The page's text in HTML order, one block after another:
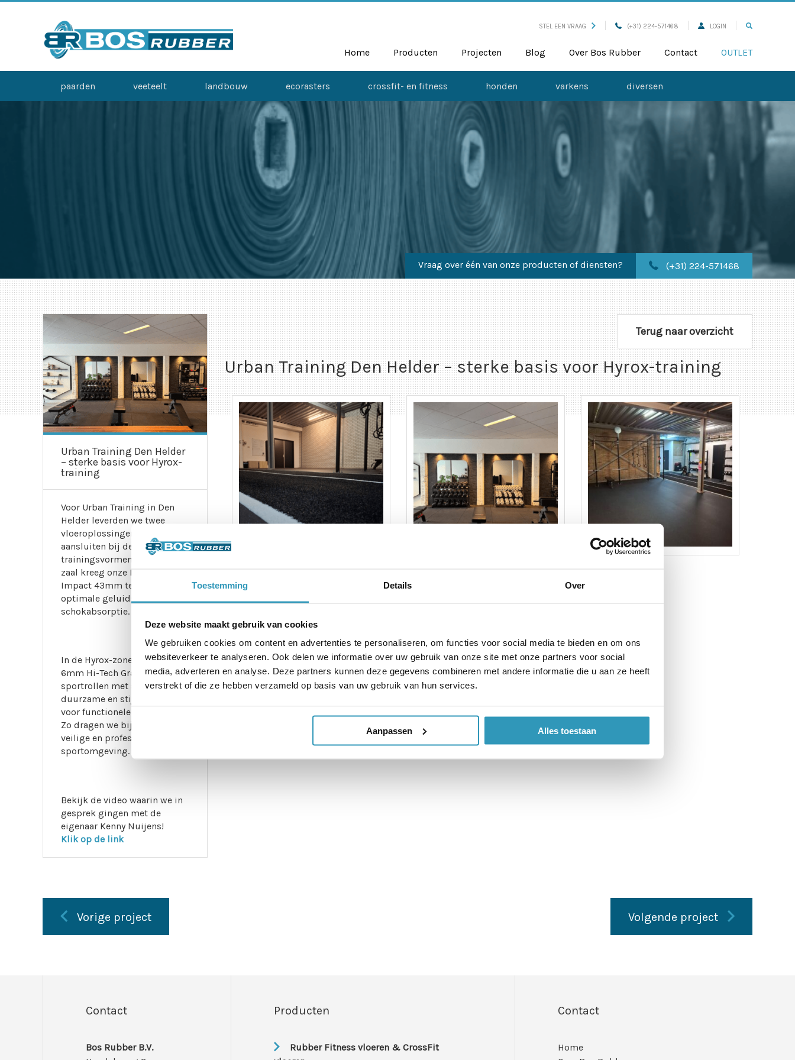
Toestemming Details Over
Deze website maakt gebruik van cookies
We gebruiken cookies om content en advertenties te personaliseren, om functies voor social media te bieden en om ons
websiteverkeer te analyseren. Ook delen we informatie over uw gebruik van onze site met onze partners voor social
media, adverteren en analyse. Deze partners kunnen deze gegevens combineren met andere informatie die u aan ze heeft
verstrekt of die ze hebben verzameld op basis van uw gebruik van hun services.
Aanpassen Alles toestaan
STEL EEN VRAAG (+31) 224-571468 LOGIN
Home Producten Projecten Blog Over Bos Rubber Contact OUTLET
paarden veeteelt landbouw ecorasters crossfit- en fitness honden varkens diversen
Vraag over één van onze producten of diensten? (+31) 224-571468
Urban Training Den Helder
– sterke basis voor Hyrox-
training
Voor Urban Training in Den
Helder leverden we twee
vloeroplossingen die perfect
aansluiten bij de intensieve
trainingsvormen. De grote
zaal kreeg onze Extreme
Impact 43mm tegels voor
optimale geluidsdemping en
schokabsorptie.
In de Hyrox-zone legden we
6mm Hi-Tech Granulaat
sportrollen met sparkle, een
duurzame en stijlvolle keuze
voor functionele trainingen.
Zo dragen we bij aan een
veilige en professionele
sportomgeving.
Bekijk de video waarin we in
gesprek gingen met de
eigenaar Kenny Nuijens!
Klik op de link
Terug naar overzicht
Urban Training Den Helder – sterke basis voor Hyrox-training
Vorige project Volgende project
Contact
Bos Rubber B.V.
Producten
Rubber Fitness vloeren & CrossFit
Contact
Home